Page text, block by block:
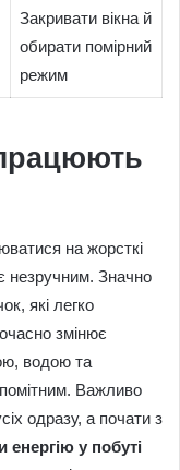
Закривати вікна й
обирати помірний
режим
на жорсткі
незручним. Значно
які легко
змінює
водою та
Важливо
одразу, а почати з
енергію у побуті